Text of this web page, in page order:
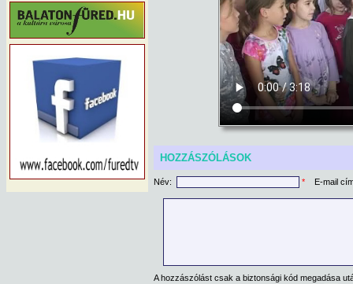
HOZZÁSZÓLÁSOK
Név: * E-mail
A hozzászólást csak a biztonsági kód megadása